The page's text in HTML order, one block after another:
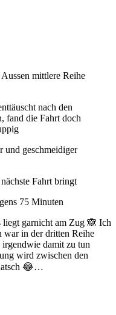
mittlere Reihe
nach den
fand die Fahrt doch
und geschmeidiger
Fahrt bringt
75 Minuten
liegt garnicht am Zug 🙈 Ich
war in der dritten Reihe
damit zu tun
wird zwischen den
😂…